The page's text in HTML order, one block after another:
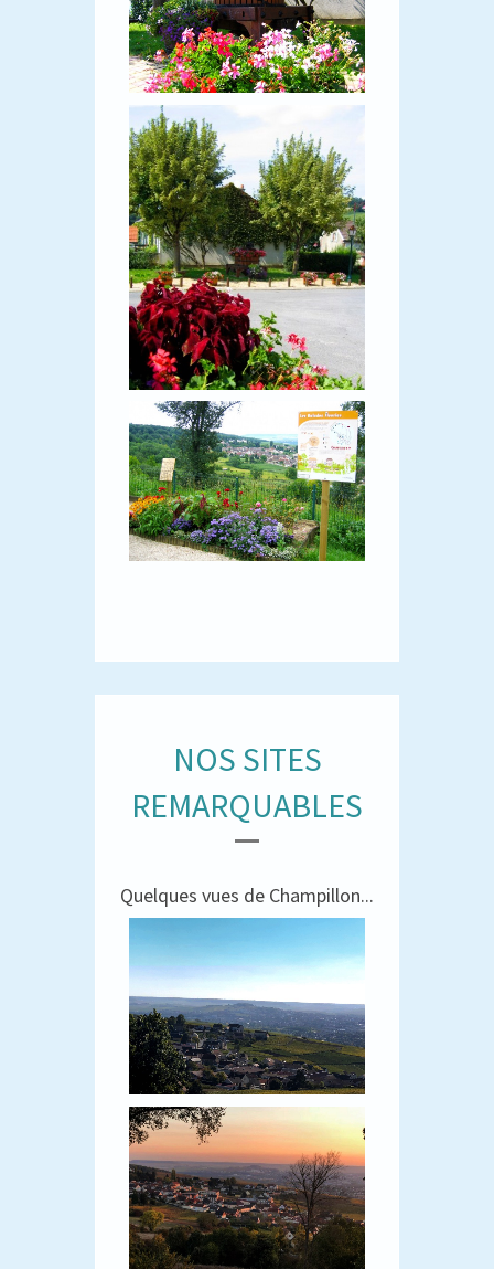
NOS SITES
REMARQUABLES
Quelques vues de Champillon...